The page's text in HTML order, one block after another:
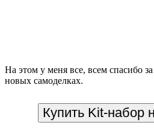
На этом у меня все, всем спасибо
новых самоделках.
Купить Kit-набор